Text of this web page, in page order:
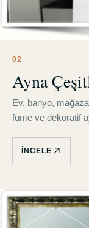
02
Ayna
Ev, banyo,
füme ve dekoratif
İNCELE